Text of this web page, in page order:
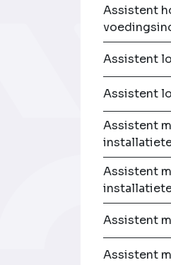
Assistent
Assistent
Assistent
Assistent
Assistent
Assistent
Assistent